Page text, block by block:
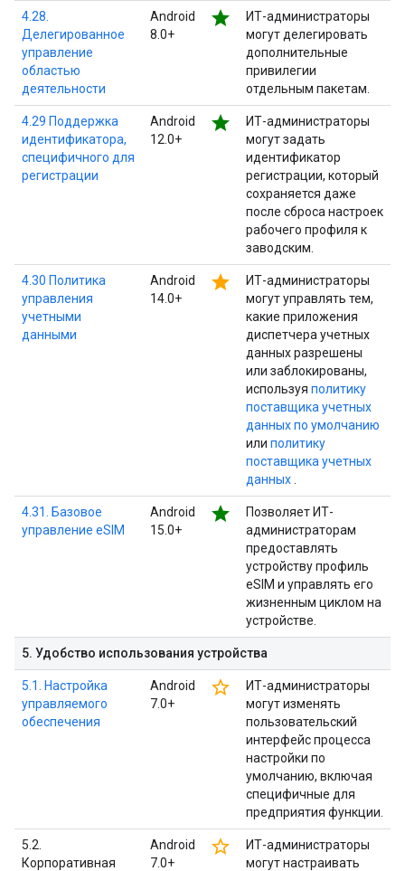
4.28.
Делегированное
управление
областью
деятельности
Android
8.0+
star
ИТ-администраторы
могут делегировать
дополнительные
привилегии
отдельным пакетам.
4.29 Поддержка
идентификатора,
специфичного для
регистрации
Android
12.0+
star
ИТ-администраторы
могут задать
идентификатор
регистрации, который
сохраняется даже
после сброса настроек
рабочего профиля к
заводским.
4.30 Политика
управления
учетными
данными
Android
14.0+
star
ИТ-администраторы
могут управлять тем,
какие приложения
диспетчера учетных
данных разрешены
или заблокированы,
используя политику
поставщика учетных
данных по умолчанию
или политику
поставщика учетных
данных
4.31. Базовое
управление eSIM
Android
15.0+
star
Позволяет ИТ-
администраторам
предоставлять
устройству профиль
eSIM и управлять его
жизненным циклом на
устройстве.
5. Удобство использования устройства
5.1. Настройка
управляемого
обеспечения
Android
7.0+
star_border
ИТ-администраторы
могут изменять
пользовательский
интерфейс процесса
настройки по
умолчанию, включая
специфичные для
предприятия функции.
5.2.
Корпоративная
Android
7.0+
star_border
ИТ-администраторы
могут настраивать